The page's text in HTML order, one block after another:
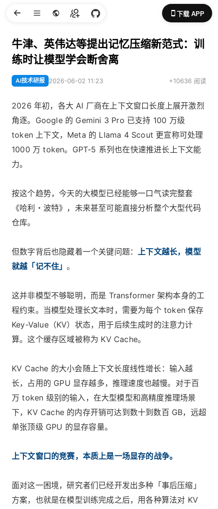
下载 APP
牛津、英伟达等提出记忆压缩新范式：训
练时让模型学会断舍离
AI技术研报 2026-06-02 11:23 +10636 阅读
2026 年初，各大 AI 厂商在上下文窗口长度上展开激烈
角逐。Google 的 Gemini 3 Pro 已支持 100 万级
token 上下文，Meta 的 Llama 4 Scout 更宣称可处理
1000 万 token。GPT-5 系列也在快速推进长上下文能
力。
按这个趋势，今天的大模型已经能够一口气读完整套
《哈利・波特》，未来甚至可能直接分析整个大型代码
仓库。
但数字背后也隐藏着一个关键问题：上下文越长，模型
就越「记不住」。
这并非模型不够聪明，而是 Transformer 架构本身的工
程约束。当模型处理长文本时，需要为每个 token 保存
Key-Value（KV）状态，用于后续生成时的注意力计
算。这个缓存区域被称为 KV Cache。
KV Cache 的大小会随上下文长度线性增长：输入越
长，占用的 GPU 显存越多，推理速度也越慢。对于百
万 token 级别的输入，在大型模型和高精度推理场景
下，KV Cache 的内存开销可达到数十到数百 GB，远超
单张顶级 GPU 的显存容量。
上下文窗口的竞赛，本质上是一场显存的战争。
面对这一困境，研究者们已经开发出多种「事后压缩」
方案，也就是在模型训练完成之后，用各种算法对 KV